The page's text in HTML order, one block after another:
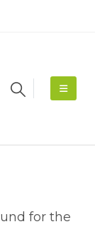
for the